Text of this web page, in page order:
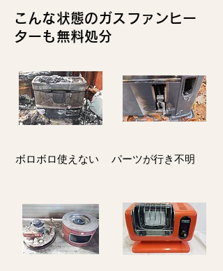
こんな状態のガスファンヒー
ターも無料処分
ボロボロ使えない パーツが行き不明